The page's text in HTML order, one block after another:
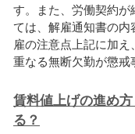
す。また、労働契約が
ては、解雇通知書の
雇の注意点上記に加
重なる無断欠勤が懲戒
賃料値上げの進め
る？